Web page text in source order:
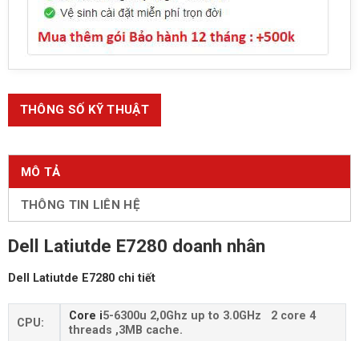
MÔ TẢ
THÔNG TIN LIÊN HỆ
Dell Latiutde E7280 doanh nhân
Dell Latiutde E7280 chi tiết
CPU:
Core i5-6300u 2,0Ghz up to 3.0GHz 2 core 4
threads ,3MB cache.
THÔNG SỐ KỸ THUẬT